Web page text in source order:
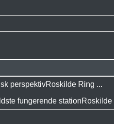
perspektivRoskilde Ring ...
fungerende stationRoskilde